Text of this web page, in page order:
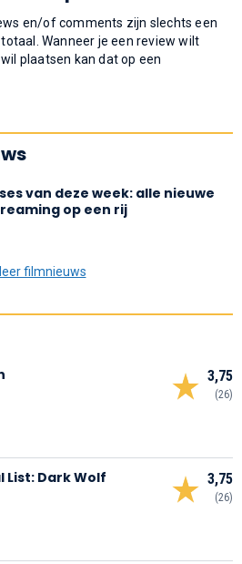
en/of comments zijn slechts een
Wanneer je een review wilt
plaatsen kan dat op een
van deze week: alle nieuwe
op een rij
filmnieuws
3,75
(26)
3,75
(26)
List: Dark Wolf